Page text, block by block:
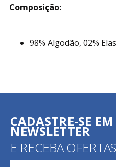
Composição:
98% Algodão, 02%
CADASTRE-SE
NEWSLETTER
E RECEBA